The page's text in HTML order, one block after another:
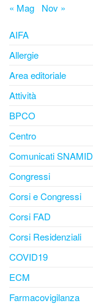
« Mag
Nov »
AIFA
Allergie
Area editoriale
Attività
BPCO
Centro
Comunicati SNAMID
Congressi
Corsi e Congressi
Corsi FAD
Corsi Residenziali
COVID19
ECM
Farmacovigilanza